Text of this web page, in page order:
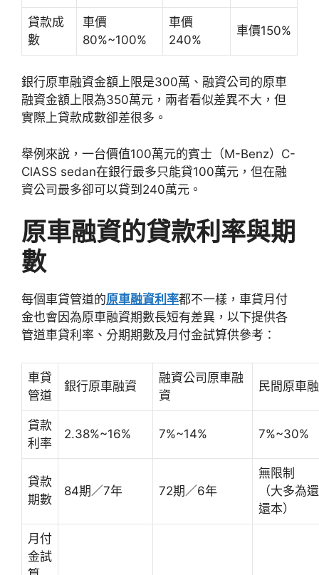
貸款成
數
車價
80%~100%
車價
240%
車價150%
銀行原車融資金額上限是300萬、融資公司的原車
融資金額上限為350萬元，兩者看似差異不大，但
實際上貸款成數卻差很多。
舉例來說，一台價值100萬元的賓士（M-Benz）C-
ClASS sedan在銀行最多只能貸100萬元，但在融
資公司最多卻可以貸到240萬元。
原車融資的貸款利率與期
數
每個車貸管道的原車融資利率都不一樣，車貸月付
金也會因為原車融資期數長短有差異，以下提供各
管道車貸利率、分期期數及月付金試算供參考：
車貸
管道
銀行原車融資
融資公司原車融
資
民間原車
貸款
利率
2.38%~16% 7%~14% 7%~30%
貸款
期數
84期／7年 72期／6年
無限制
（大多為
還本）
月付
金試